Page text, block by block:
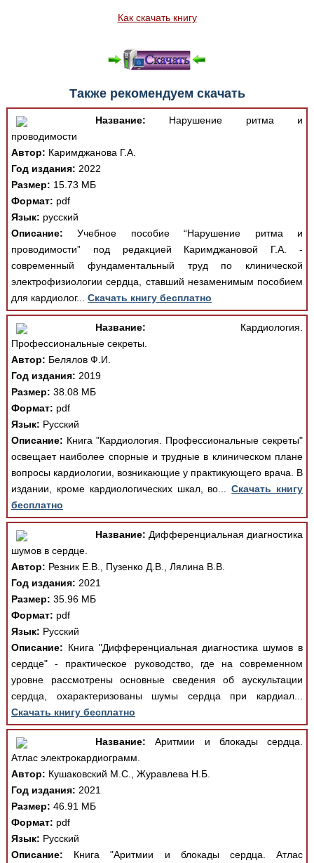
Как скачать книгу
Также рекомендуем скачать
Название: Нарушение ритма и
проводимости
Автор: Каримджанова Г.А.
Год издания: 2022
Размер: 15.73 МБ
Формат: pdf
Язык: русский
Описание: Учебное пособие “Нарушение ритма и
проводимости” под редакцией Каримджановой Г.А. -
современный фундаментальный труд по клинической
электрофизиологии сердца, ставший незаменимым пособием
для кардиолог... Скачать книгу бесплатно
Название: Кардиология.
Профессиональные секреты.
Автор: Белялов Ф.И.
Год издания: 2019
Размер: 38.08 МБ
Формат: pdf
Язык: Русский
Описание: Книга "Кардиология. Профессиональные секреты"
освещает наиболее спорные и трудные в клиническом плане
вопросы кардиологии, возникающие у практикующего врача. В
издании, кроме кардиологических шкал, во...Скачать книгу
бесплатно
Название: Дифференциальная диагностика
шумов в сердце.
Автор: Резник Е.В., Пузенко Д.В., Лялина В.В.
Год издания: 2021
Размер: 35.96 МБ
Формат: pdf
Язык: Русский
Описание: Книга "Дифференциальная диагностика шумов в
сердце" - практическое руководство, где на современном
уровне рассмотрены основные сведения об аускультации
сердца, охарактеризованы шумы сердца при кардиал...
Скачать книгу бесплатно
Название: Аритмии и блокады сердца.
Атлас электрокардиограмм.
Автор: Кушаковский М.С., Журавлева Н.Б.
Год издания: 2021
Размер: 46.91 МБ
Формат: pdf
Язык: Русский
Описание: Книга "Аритмии и блокады сердца. Атлас